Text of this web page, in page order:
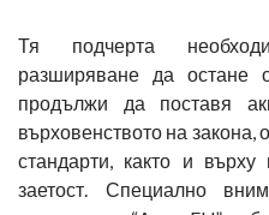
Тя подчерта
разширяване да остане
продължи да поставя
върховенството на закона,
стандарти, както и
заетост. Специално